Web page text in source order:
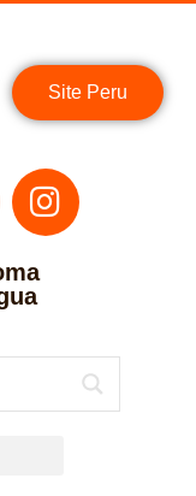
Site Peru